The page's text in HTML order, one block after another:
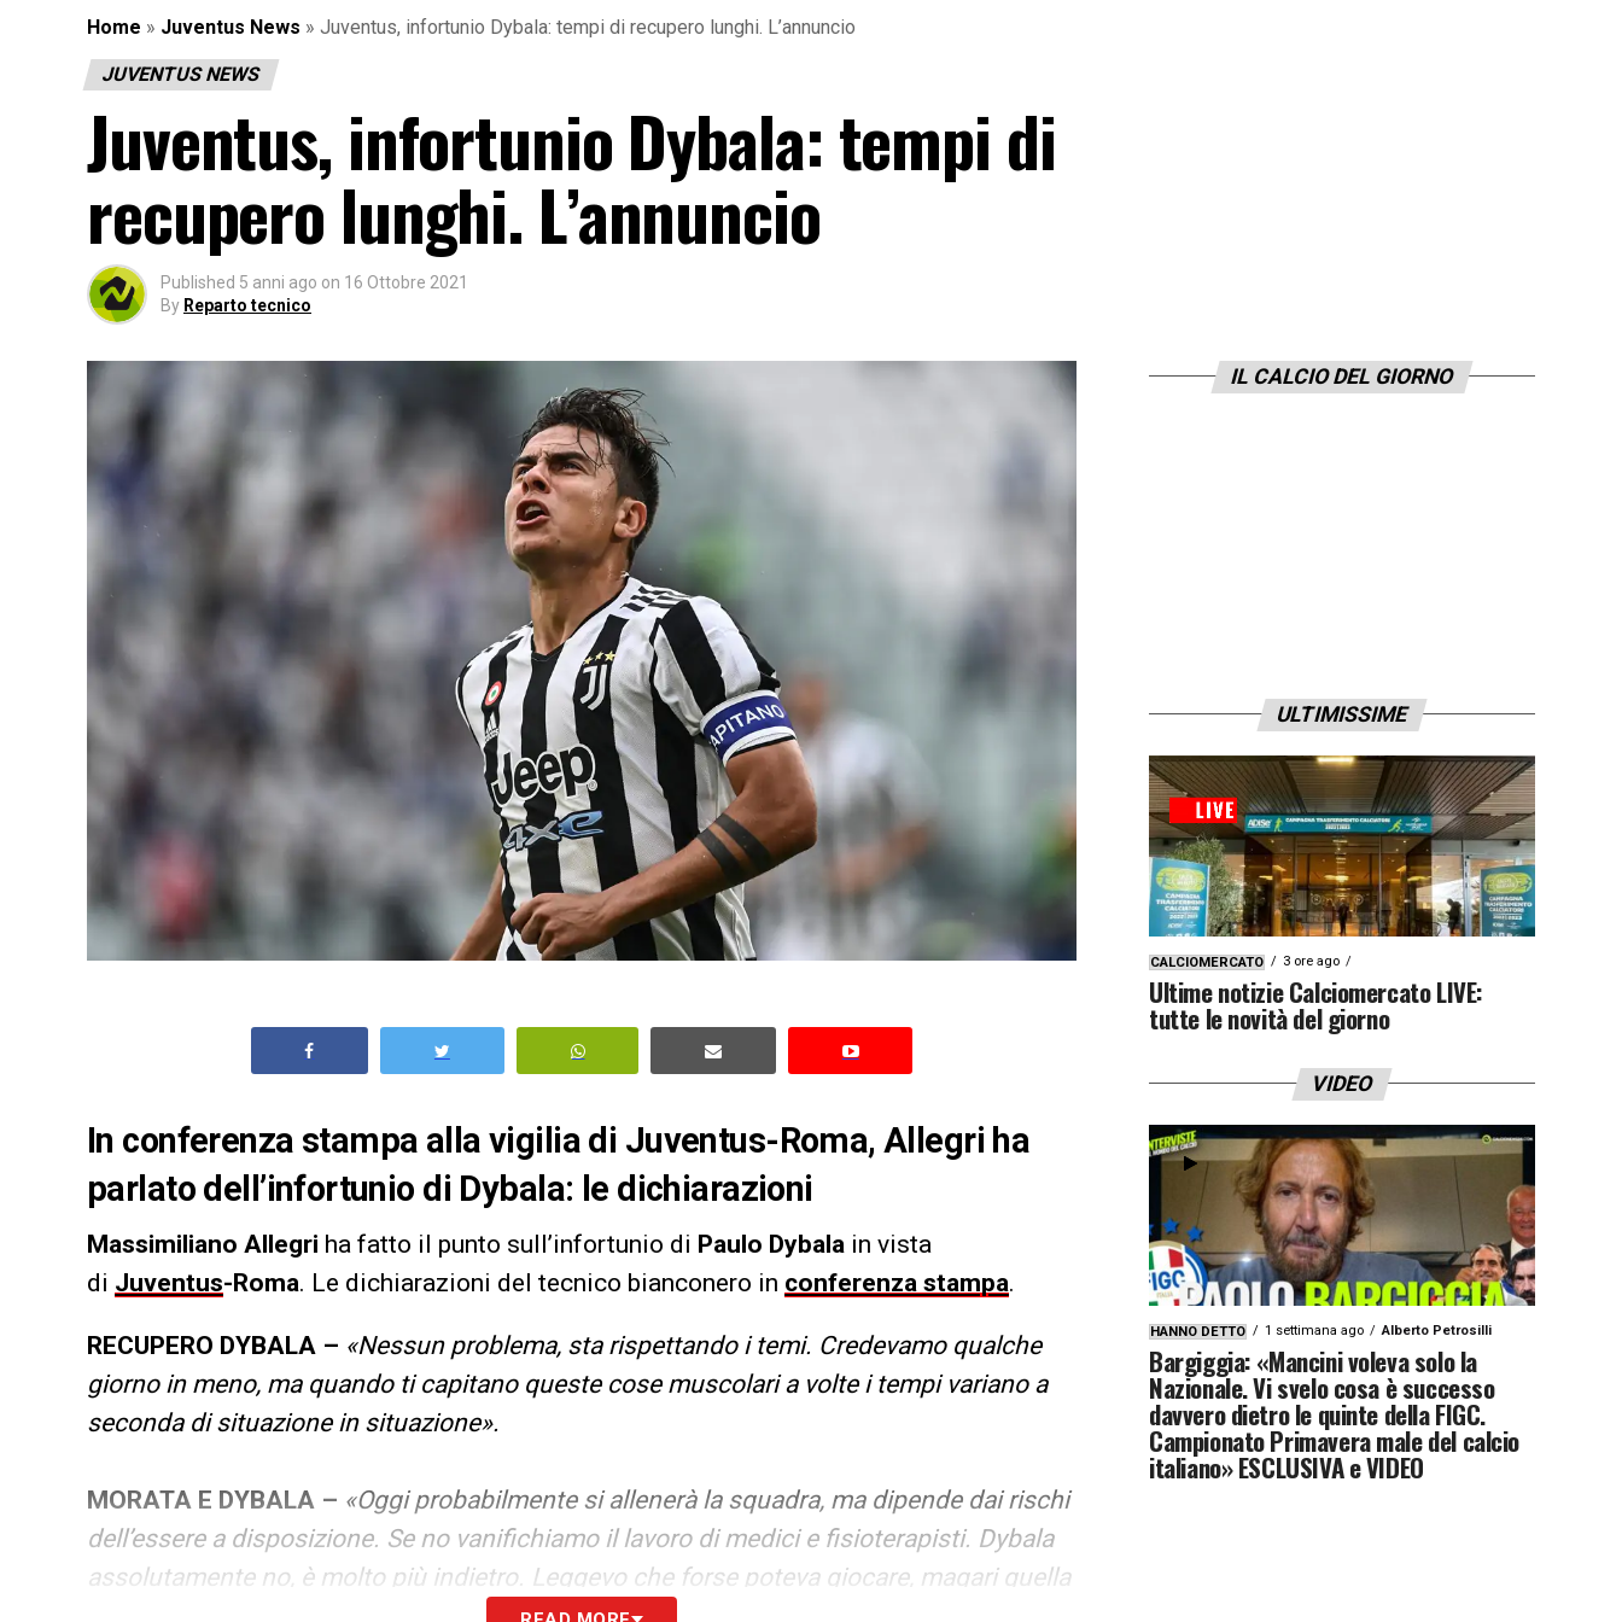
Home » Juventus News » Juventus, infortunio Dybala: tempi di recupero lunghi. L’annuncio
JUVENTUS NEWS
Juventus, infortunio Dybala: tempi di
recupero lunghi. L’annuncio
Published 5 anni ago on 16 Ottobre 2021
By Reparto tecnico
In conferenza stampa alla vigilia di Juventus-Roma, Allegri ha
parlato dell’infortunio di Dybala: le dichiarazioni
Massimiliano Allegri ha fatto il punto sull’infortunio di Paulo Dybala in vista
di Juventus-Roma. Le dichiarazioni del tecnico bianconero in conferenza stampa.
RECUPERO DYBALA – «Nessun problema, sta rispettando i temi. Credevamo qualche
giorno in meno, ma quando ti capitano queste cose muscolari a volte i tempi variano a
seconda di situazione in situazione».
MORATA E DYBALA – «Oggi probabilmente si allenerà la squadra, ma dipende dai rischi
dell’essere a disposizione. Se no vanifichiamo il lavoro di medici e fisioterapisti. Dybala
assolutamente no, è molto più indietro. Leggevo che forse poteva giocare, magari quella
di ritorno. Non so quando torna, nel giro di una settimana o dieci giorni forse».
IL CALCIO DEL GIORNO
ULTIMISSIME
CALCIOMERCATO 3 ore ago
Ultime notizie Calciomercato LIVE:
tutte le novità del giorno
VIDEO
HANNO DETTO 1 settimana ago Alberto Petrosilli
Bargiggia: «Mancini voleva solo la
Nazionale. Vi svelo cosa è successo
davvero dietro le quinte della FIGC.
Campionato Primavera male del calcio
italiano» ESCLUSIVA e VIDEO